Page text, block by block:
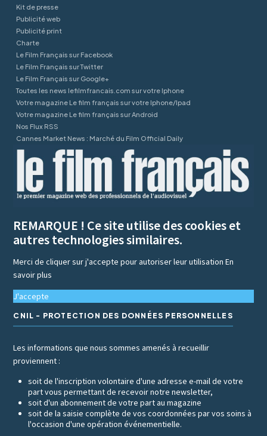
Kit de presse
Publicité web
Publicité print
Charte
Le Film Français sur Facebook
Le Film Français sur Twitter
Le Film Français sur Google+
Toutes les news lefilmfrancais.com sur votre Iphone
Votre magazine Le film français sur votre Iphone/Ipad
Votre magazine Le film français sur Android
Nos Flux RSS
Cannes Market News : Marché du Film Official Daily
REMARQUE ! Ce site utilise des cookies et
autres technologies similaires.
Merci de cliquer sur j'accepte pour autoriser leur utilisationEn
savoir plus
J'accepte
CNIL - PROTECTION DES DONNÉES PERSONNELLES
Les informations que nous sommes amenés à recueillir
proviennent :
soit de l'inscription volontaire d'une adresse e-mail de votre
part vous permettant de recevoir notre newsletter,
soit d'un abonnement de votre part au magazine
soit de la saisie complète de vos coordonnées par vos soins à
l'occasion d'une opération événementielle.